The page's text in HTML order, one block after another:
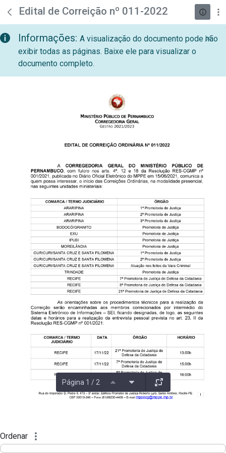
Pular para o Conteúdo principal
teste descricao
Edital de Correição nº 011-2022
Informações: A visualização do documento pode não
exibir todas as páginas. Baixe ele para visualizar o
documento completo.
Página 1 / 2
Ordenar